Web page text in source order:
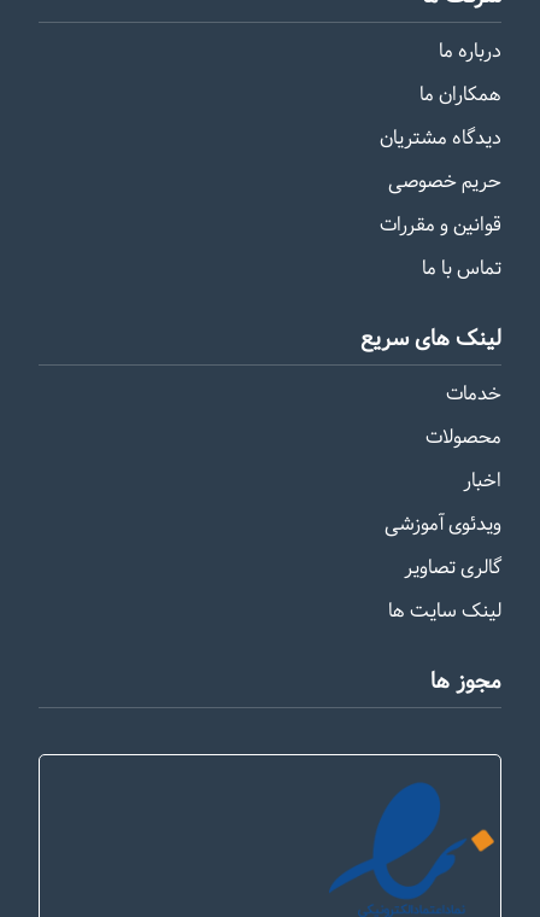
درباره ما
همکاران ما
دیدگاه مشتریان
حریم خصوصی
قوانین و مقررات
تماس با ما
لینک های سریع
خدمات
محصولات
اخبار
ویدئوی آموزشی
گالری تصاویر
لینک سایت ها
مجوز ها